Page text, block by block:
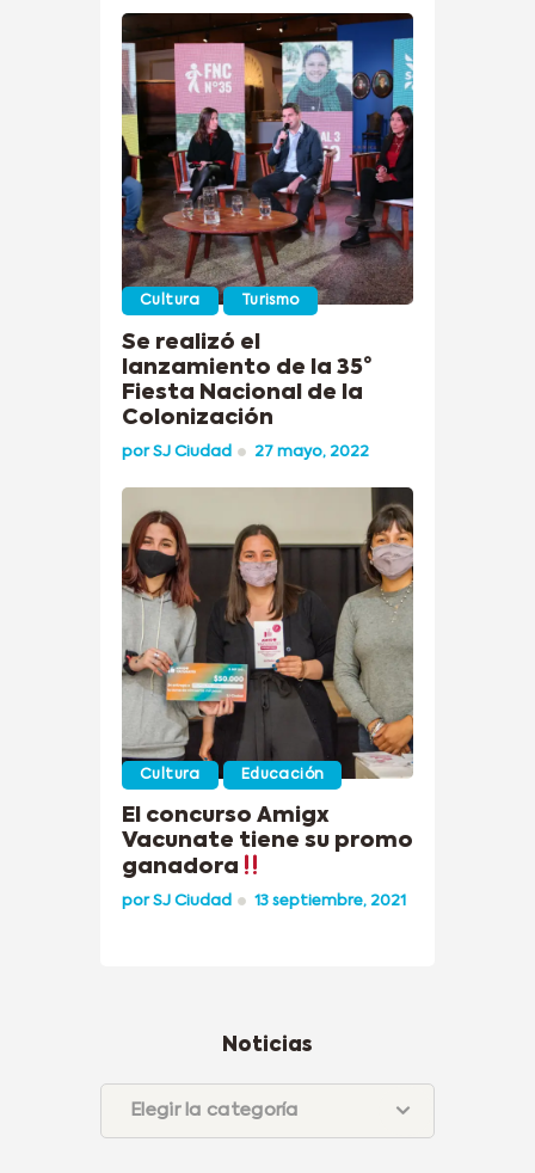
Cultura Turismo
Se realizó el
lanzamiento de la 35°
Fiesta Nacional de la
Colonización
porSJ Ciudad 27 mayo, 2022
Cultura Educación
El concurso Amigx
Vacunate tiene su promo
ganadora
porSJ Ciudad 13 septiembre, 2021
Noticias